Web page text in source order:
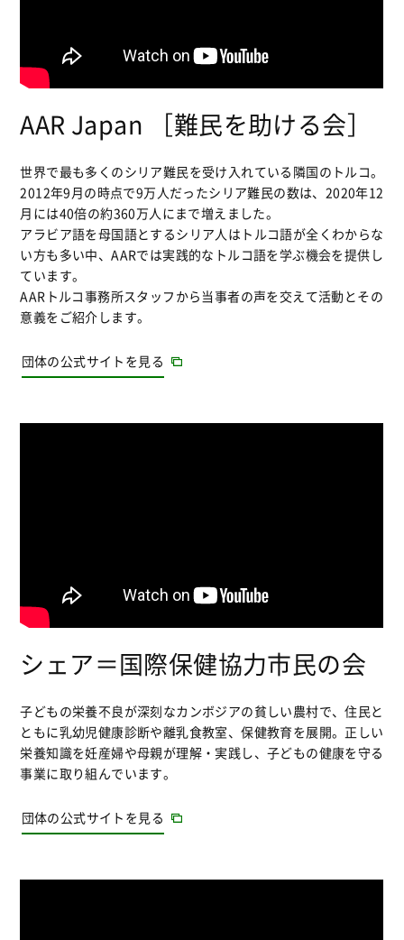
AAR Japan ［難民を助ける会］
世界で最も多くのシリア難民を受け入れている隣国のトルコ。
2012年9月の時点で9万人だったシリア難民の数は、2020年12
月には40倍の約360万人にまで増えました。
アラビア語を母国語とするシリア人はトルコ語が全くわからな
い方も多い中、AARでは実践的なトルコ語を学ぶ機会を提供し
ています。
AARトルコ事務所スタッフから当事者の声を交えて活動とその
意義をご紹介します。
団体の公式サイトを見る
シェア＝国際保健協力市民の会
子どもの栄養不良が深刻なカンボジアの貧しい農村で、住民と
ともに乳幼児健康診断や離乳食教室、保健教育を展開。正しい
栄養知識を妊産婦や母親が理解・実践し、子どもの健康を守る
事業に取り組んでいます。
団体の公式サイトを見る